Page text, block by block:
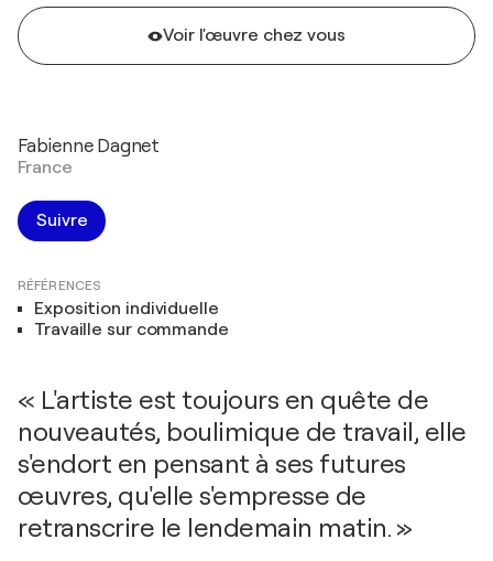
Voir l'œuvre chez vous
Fabienne Dagnet
France
Suivre
RÉFÉRENCES
Exposition individuelle
Travaille sur commande
« L'artiste est toujours en quête de
nouveautés, boulimique de travail, elle
s'endort en pensant à ses futures
œuvres, qu'elle s'empresse de
retranscrire le lendemain matin. »